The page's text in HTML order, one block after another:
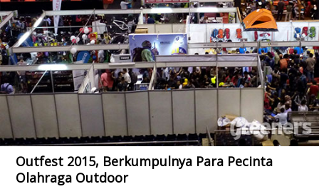
Outfest 2015, Berkumpulnya Para Pecinta
Olahraga Outdoor